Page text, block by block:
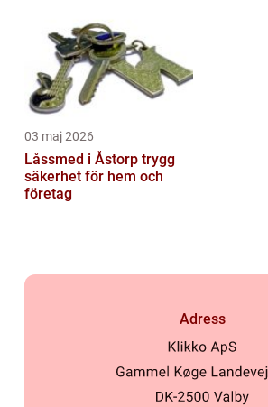
03 maj 2026
Låssmed i Åstorp trygg
säkerhet för hem och
företag
Adress